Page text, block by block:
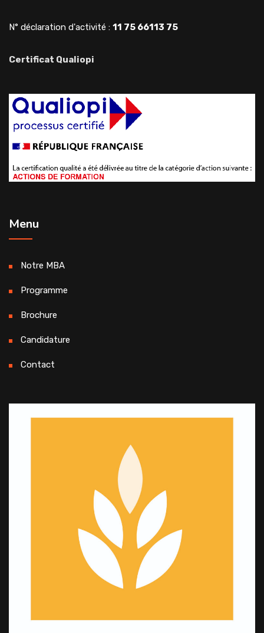
N° déclaration d'activité : 11 75 66113 75
Certificat Qualiopi
Menu
Notre MBA
Programme
Brochure
Candidature
Contact